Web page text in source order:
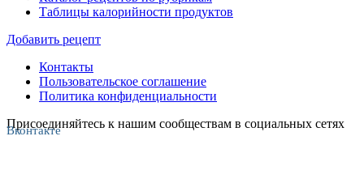
Таблицы калорийности продуктов
Добавить рецепт
Контакты
Пользовательское соглашение
Политика конфиденциальности
Присоединяйтесь к нашим сообществам в социальных сетях
Вконтакте